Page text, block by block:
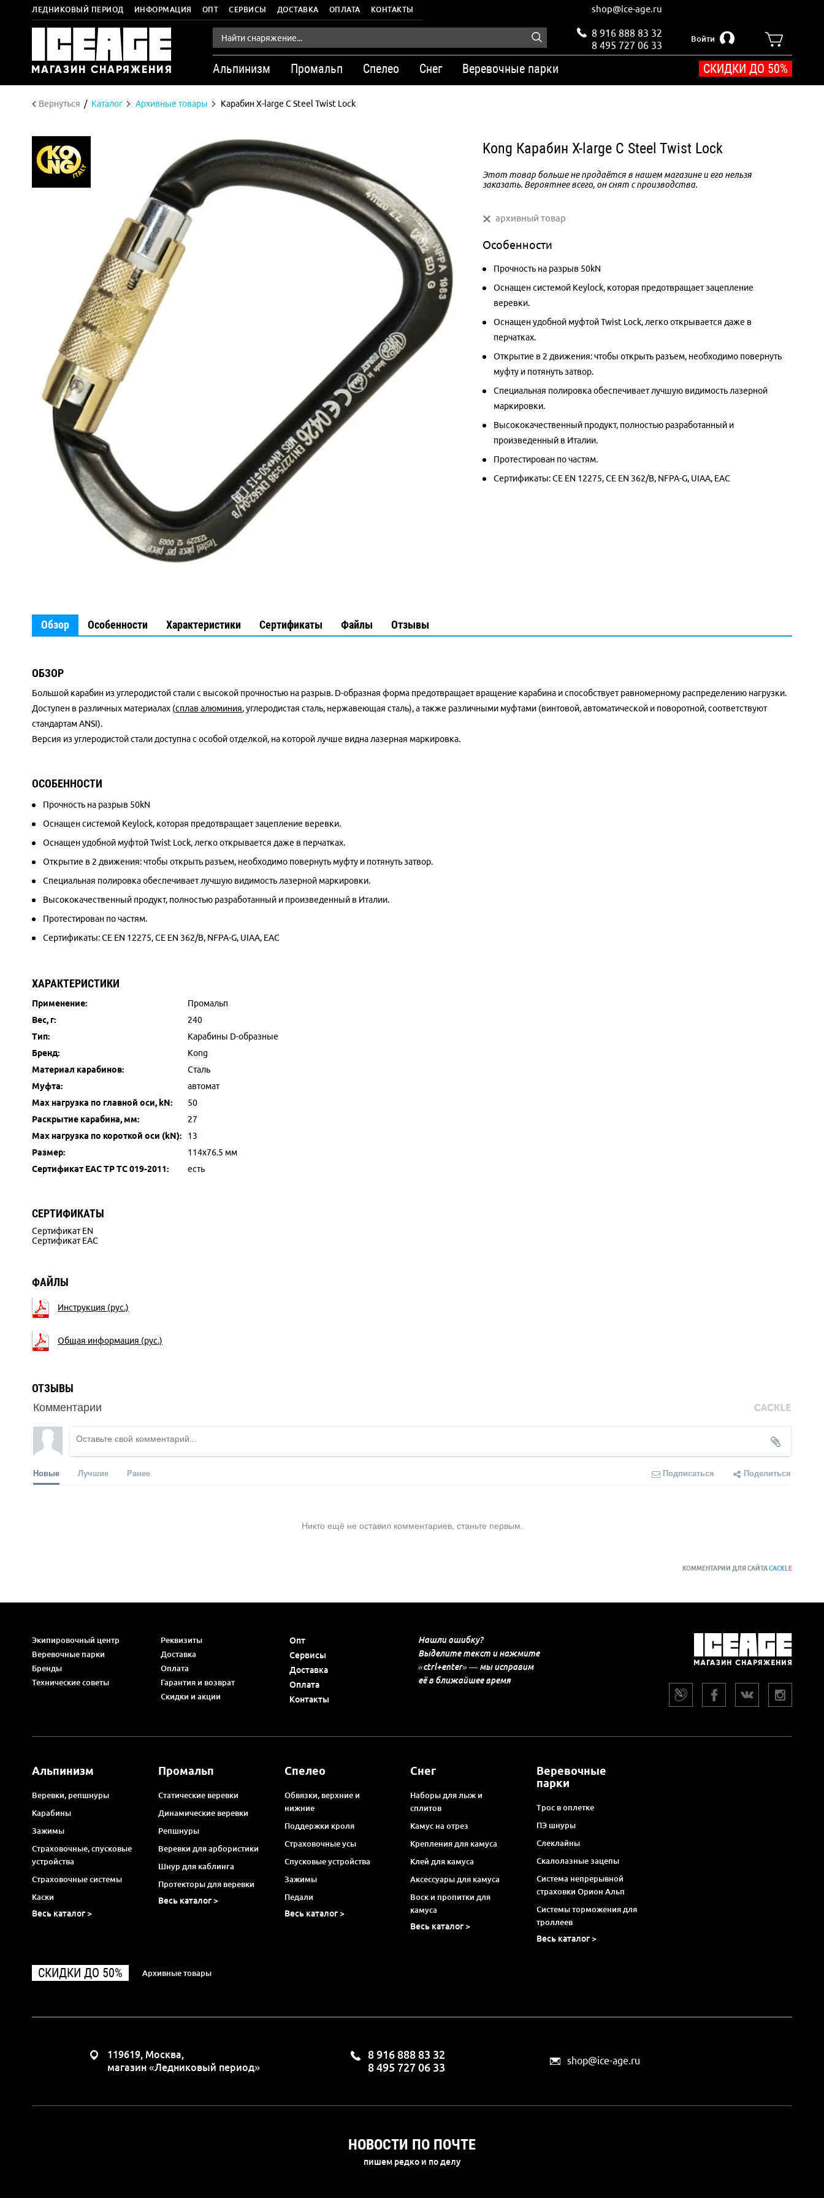
ЛЕДНИКОВЫЙ ПЕРИОД ИНФОРМАЦИЯ ОПТ СЕРВИСЫ ДОСТАВКА ОПЛАТА КОНТАКТЫ shop@ice-age.ru
8 916 888 83 32
8 495 727 06 33
Войти
Альпинизм Промальп Спелео Снег Веревочные парки СКИДКИ ДО 50%
Вернуться Каталог Архивные товары Карабин X-large C Steel Twist Lock
Kong Карабин X-large C Steel Twist Lock
Этот товар больше не продаётся в нашем магазине и его нельзя
заказать. Вероятнее всего, он снят с производства.
архивный товар
Особенности
Прочность на разрыв 50kN
Оснащен системой Keylock, которая предотвращает зацепление
веревки.
Оснащен удобной муфтой Twist Lock, легко открывается даже в
перчатках.
Открытие в 2 движения: чтобы открыть разъем, необходимо повернуть
муфту и потянуть затвор.
Специальная полировка обеспечивает лучшую видимость лазерной
маркировки.
Высококачественный продукт, полностью разработанный и
произведенный в Италии.
Протестирован по частям.
Сертификаты:CE EN 12275,CE EN 362/B, NFPA-G, UIAA, EAC
Обзор Особенности Характеристики Сертификаты Файлы Отзывы
ОБЗОР
Большой карабин из углеродистой стали с высокой прочностью на разрыв. D-образная форма предотвращает вращение карабина и способствует равномерному распределению нагрузки.
Доступен в различных материалах (сплав алюминия, углеродистая сталь, нержавеющая сталь), а также различными муфтами (винтовой,автоматической и поворотной, соответствуют
стандартам ANSI).
Версия из углеродистой стали доступна с особой отделкой, на которой лучше видна лазерная маркировка.
ОСОБЕННОСТИ
Прочность на разрыв 50kN
Оснащен системой Keylock, которая предотвращает зацепление веревки.
Оснащен удобной муфтой Twist Lock, легко открывается даже в перчатках.
Открытие в 2 движения: чтобы открыть разъем, необходимо повернуть муфту и потянуть затвор.
Специальная полировка обеспечивает лучшую видимость лазерной маркировки.
Высококачественный продукт, полностью разработанный и произведенный в Италии.
Протестирован по частям.
Сертификаты:CE EN 12275,CE EN 362/B, NFPA-G, UIAA, EAC
ХАРАКТЕРИСТИКИ
Применение:
Промальп
Вес, г:
240
Тип:
Карабины D-образные
Бренд:
Kong
Материал карабинов:
Сталь
Муфта:
автомат
Max нагрузка по главной оси, kN:
50
Раскрытие карабина, мм:
27
Max нагрузка по короткой оси (kN):
13
Размер:
114х76.5 мм
Сертификат ЕАС ТР ТС 019-2011:
есть
СЕРТИФИКАТЫ
Сертификат EN
Сертификат EAC
ФАЙЛЫ
Инструкция (рус.)
Общая информация (рус.)
ОТЗЫВЫ
Комментарии
Новые Лучшие Ранее Подписаться Поделиться
Никто ещё не оставил комментариев, станьте первым.
КОММЕНТАРИИ ДЛЯ САЙТАCACKL E
Экипировочный центр
Веревочные парки
Бренды
Технические советы
Реквизиты
Доставка
Оплата
Гарантия и возврат
Скидки и акции
Опт
Сервисы
Доставка
Оплата
Контакты
Нашли ошибку?
Выделите текст и нажмите
«ctrl+enter» — мы исправим
её в ближайшее время
Альпинизм
Веревки, репшнуры
Карабины
Зажимы
Страховочные, спусковые
устройства
Страховочные системы
Каски
Весь каталог >
Промальп
Статические веревки
Динамические веревки
Репшнуры
Веревки для арбористики
Шнур для каблинга
Протекторы для веревки
Весь каталог >
Спелео
Обвязки, верхние и
нижние
Поддержки кроля
Страховочные усы
Спусковые устройства
Зажимы
Педали
Весь каталог >
Снег
Наборы для лыж и
сплитов
Камус на отрез
Крепления для камуса
Клей для камуса
Аксессуары для камуса
Воск и пропитки для
камуса
Весь каталог >
Веревочные
парки
Трос в оплетке
ПЭ шнуры
Слеклайны
Скалолазные зацепы
Система непрерывной
страховки Орион Альп
Системы торможения для
троллеев
Весь каталог >
СКИДКИ ДО 50% Архивные товары
119619, Москва,
магазин «Ледниковый период»
8 916 888 83 32
8 495 727 06 33
shop@ice-age.ru
НОВОСТИ ПО ПОЧТЕ
пишем редко и по делу